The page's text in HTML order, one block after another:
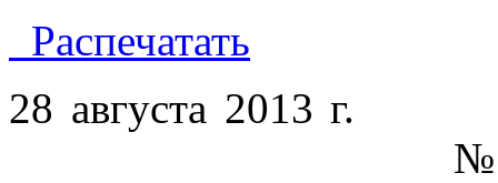
Распечатать
28 августа 2013 г.
№